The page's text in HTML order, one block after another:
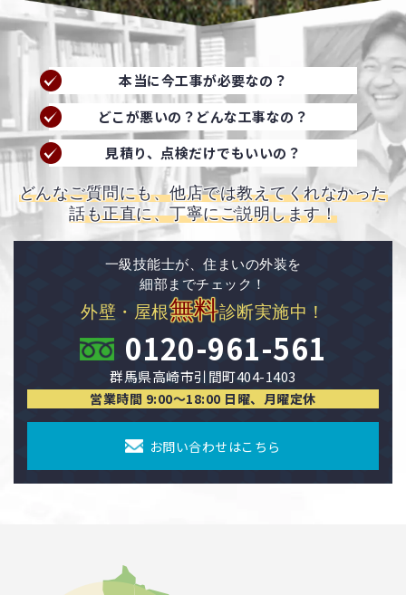
本当に今工事が必要なの？
どこが悪いの？どんな工事なの？
見積り、点検だけでもいいの？
どんなご質問にも、他店では教えてくれなかった
話も正直に、丁寧にご説明します！
一級技能士が、住まいの外装を
細部までチェック！
外壁・屋根無料診断実施中！
0120-961-561
群馬県高崎市引間町404-1403
営業時間 9:00〜18:00 日曜、月曜定休
お問い合わせはこちら